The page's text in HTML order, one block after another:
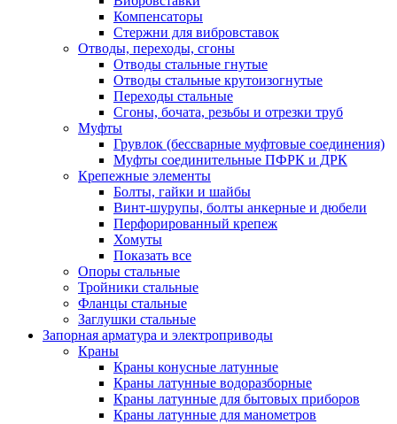
Компенсаторы
Стержни для вибровставок
Отводы, переходы, сгоны
Отводы стальные гнутые
Отводы стальные крутоизогнутые
Переходы стальные
Сгоны, бочата, резьбы и отрезки труб
Муфты
Грувлок (бессварные муфтовые соединения)
Муфты соединительные ПФРК и ДРК
Крепежные элементы
Болты, гайки и шайбы
Винт-шурупы, болты анкерные и дюбели
Перфорированный крепеж
Хомуты
Показать все
Опоры стальные
Тройники стальные
Фланцы стальные
Заглушки стальные
Запорная арматура и электроприводы
Краны
Краны конусные латунные
Краны латунные водоразборные
Краны латунные для бытовых приборов
Краны латунные для манометров